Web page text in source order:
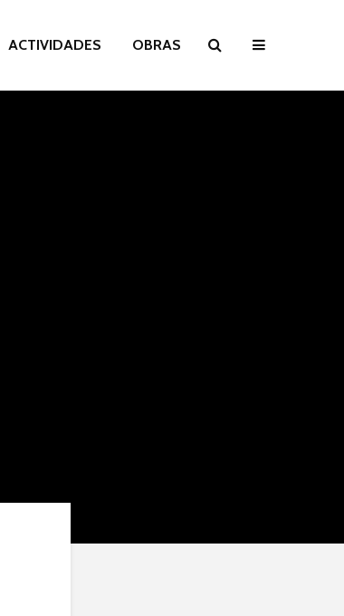
ACTIVIDADES OBRAS